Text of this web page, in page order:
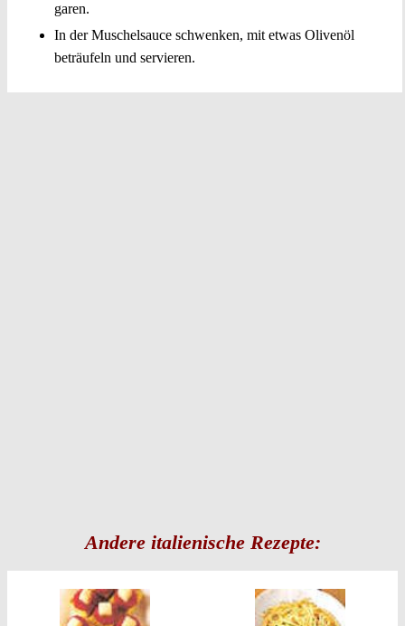
garen.
In der Muschelsauce schwenken, mit etwas Olivenöl
beträufeln und servieren.
Andere italienische Rezepte: